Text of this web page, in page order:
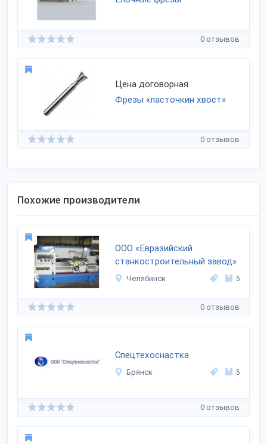
0 отзывов
Цена договорная
Фрезы «ласточкин хвост»
0 отзывов
Похожие производители
ООО «Евразийский
станкостроительный завод»
Челябинск 5
0 отзывов
Спецтехоснастка
Брянск 5
0 отзывов